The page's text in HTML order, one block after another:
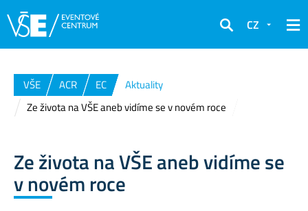
Hledat
CZ
VŠE ACR EC
Aktuality
Ze života na VŠE aneb vidíme se v novém roce
Ze života na VŠE aneb vidíme se
v novém roce